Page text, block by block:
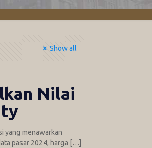
Show all
Nilai
yang menawarkan
pasar 2024, harga […]